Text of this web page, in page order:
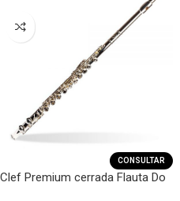
CONSULTAR
Clef Premium cerrada Flauta Do